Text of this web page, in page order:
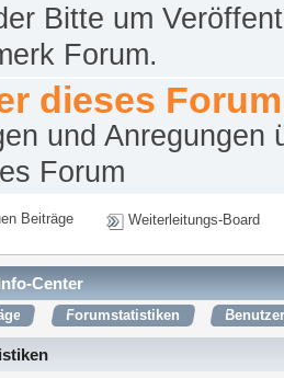
Bitte um
Forum.
dieses Forum
und Anregungen
Forum
Beiträge Weiterleitungs-Board
Center
Forumstatistiken